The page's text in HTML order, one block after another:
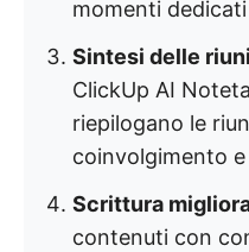
momenti
Sintesi delle
ClickUp AI
riepilogano le
coinvolgimento
Scrittura
contenuti con